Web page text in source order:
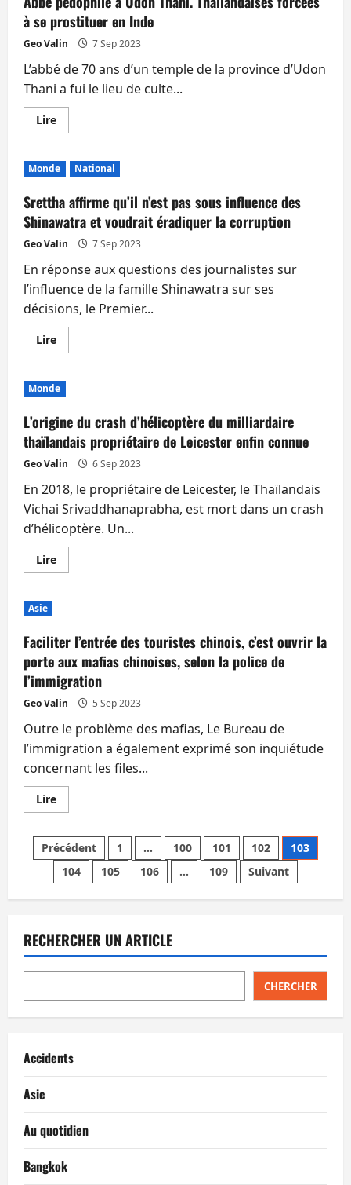
moteur
:
le
gouvernement
thaïlandais
va
supplier
les
Allemands
à se prostituer en Inde
Geo Valin 7 Sep 2023
L’abbé de 70 ans d’un temple de la province d’Udon
Thani a fui le lieu de culte...
LireEn
savoir
Abbé
pédophile
Udon
Thani.
Thaïlandaises
forcées
à
se
en
Inde
Monde National
Srettha affirme qu’il n’est pas sous influence des
Shinawatra et voudrait éradiquer la corruption
Geo Valin 7 Sep 2023
En réponse aux questions des journalistes sur
l’influence de la famille Shinawatra sur ses
décisions, le Premier...
LireEn
savoir
Srettha
affirme
n’est
pas
sous
influence
des
Shinawatra
et
voudrait
éradiquer
la
corruption
Monde
L’origine du crash d’hélicoptère du milliardaire
thaïlandais propriétaire de Leicester enfin connue
Geo Valin 6 Sep 2023
En 2018, le propriétaire de Leicester, le Thaïlandais
Vichai Srivaddhanaprabha, est mort dans un crash
d’hélicoptère. Un...
LireEn
savoir
d’hélicoptère
du
milliardaire
thaïlandais
propriétaire
de
Leicester
enfin
connue
Asie
Faciliter l’entrée des touristes chinois, c’est ouvrir la
porte aux mafias chinoises, selon la police de
l’immigration
Geo Valin 5 Sep 2023
Outre le problème des mafias, Le Bureau de
l’immigration a également exprimé son inquiétude
concernant les files...
LireEn
savoir
Faciliter
l’entrée
des
touristes
chinois,
c’est
aux
mafias
selon
l’immigration
Pagination
des
Précédent 1 … 100 101 102
103
104
105 106 … 109 Suivant
RECHERCHER UN ARTICLE
CHERCHER
Accidents
Asie
Au quotidien
Bangkok